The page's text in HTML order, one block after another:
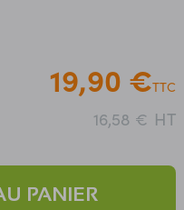
19,90 €TTC
16,58 € HT
PANIER